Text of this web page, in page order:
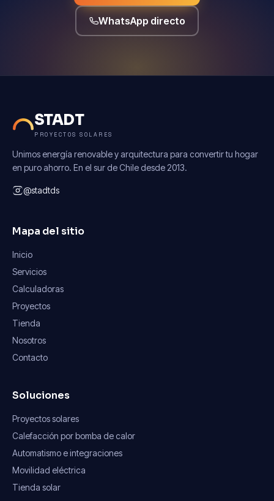
WhatsApp directo
STADT
PROYECTOS SOLARES
Unimos energía renovable y arquitectura para convertir tu hogar
en puro ahorro. En el sur de Chile desde 2013.
@stadtds
Mapa del sitio
Inicio
Servicios
Calculadoras
Proyectos
Tienda
Nosotros
Contacto
Soluciones
Proyectos solares
Calefacción por bomba de calor
Automatismo e integraciones
Movilidad eléctrica
Tienda solar